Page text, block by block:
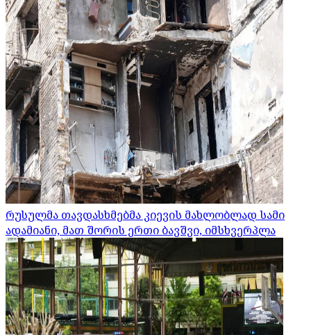
რუსულმა თავდასხმებმა კიევის მახლობლად სამი
ადამიანი, მათ შორის ერთი ბავშვი, იმსხვერპლა